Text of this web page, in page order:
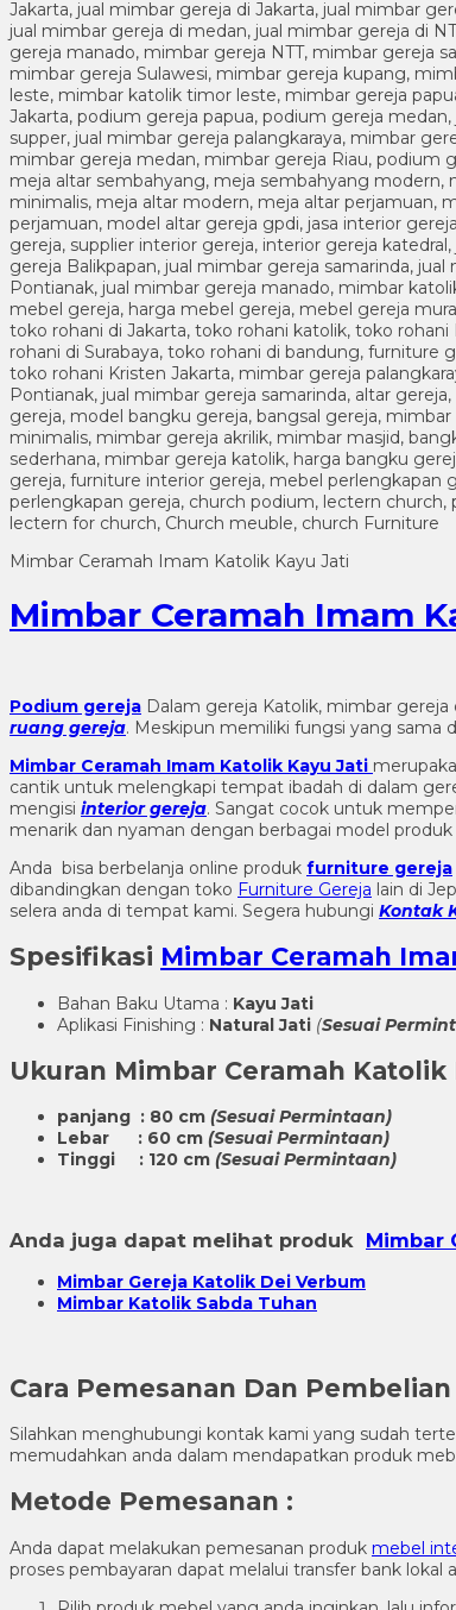
Mimbar Ceramah Imam Katolik Kayu Jati
Mimbar Ceramah Imam
Podium gereja Dalam gereja Katolik, mimbar gereja
ruang gereja. Meskipun memiliki fungsi yang sama
Mimbar Ceramah Imam Katolik Kayu Jati
cantik untuk melengkapi tempat ibadah di dalam
mengisi interior gereja. Sangat cocok untuk
menarik dan nyaman dengan berbagai model
Anda bisa berbelanja online produk furniture gereja
dibandingkan dengan toko Furniture Gereja lain di
selera anda di tempat kami. Segera hubungi Kontak
Spesifikasi Mimbar Ceramah
Bahan Baku Utama : Kayu Jati
Aplikasi Finishing : Natural Jati (Sesuai
Ukuran Mimbar Ceramah Katolik
panjang : 80 cm (Sesuai Permintaan)
Lebar : 60 cm (Sesuai Permintaan)
Tinggi : 120 cm (Sesuai Permintaan)
Anda juga dapat melihat produk Mimbar
Mimbar Gereja Katolik Dei Verbum
Mimbar Katolik Sabda Tuhan
Cara Pemesanan Dan
Silahkan menghubungi kontak kami yang sudah
memudahkan anda dalam mendapatkan produk
Metode Pemesanan :
Anda dapat melakukan pemesanan produk mebel
proses pembayaran dapat melalui transfer bank lokal